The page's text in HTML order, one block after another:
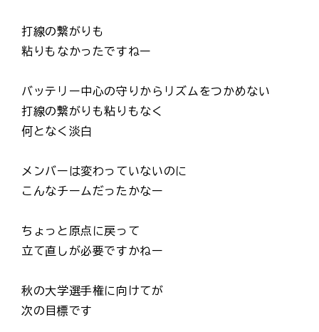
打線の繋がりも
粘りもなかったですねー
バッテリー中心の守りからリズムをつかめない
打線の繋がりも粘りもなく
何となく淡白
メンバーは変わっていないのに
こんなチームだったかなー
ちょっと原点に戻って
立て直しが必要ですかねー
秋の大学選手権に向けてが
次の目標です